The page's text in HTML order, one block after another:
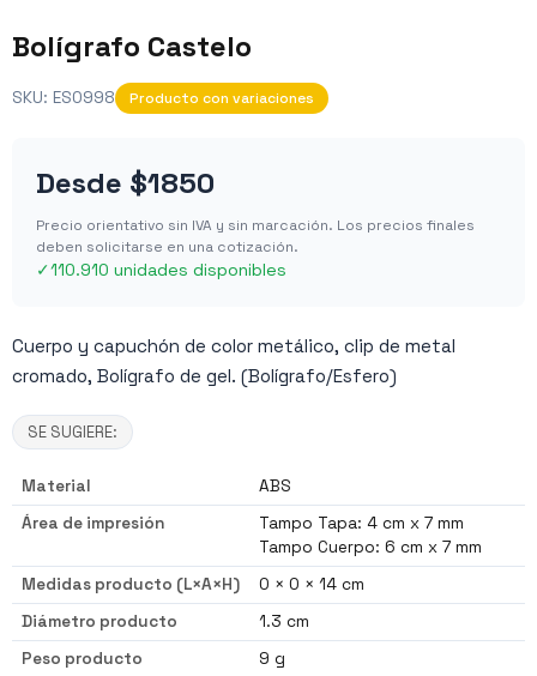
Bolígrafo Castelo
SKU: ES0998 Producto con variaciones
Desde $1850
Precio orientativo sin IVA y sin marcación. Los precios finales
deben solicitarse en una cotización.
✓110.910 unidades disponibles
Cuerpo y capuchón de color metálico, clip de metal
cromado, Bolígrafo de gel. (Bolígrafo/Esfero)
SE SUGIERE:
Material
ABS
Área de impresión
Tampo Tapa: 4 cm x 7 mm
Tampo Cuerpo: 6 cm x 7 mm
Medidas producto (L×A×H)
0 × 0 × 14 cm
Diámetro producto
1.3 cm
Peso producto
9 g